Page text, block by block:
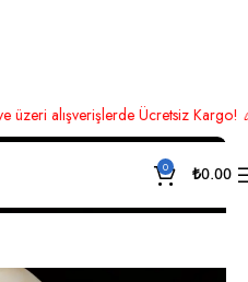
Ücretsiz Kargo! 🎉
0 ₺0.00